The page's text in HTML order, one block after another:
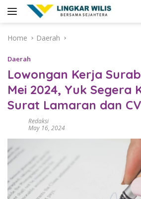
Home
Daerah
Daerah
Lowongan Kerja
Mei 2024, Yuk Segera
Surat Lamaran dan CV
Redaksi
May 16, 2024